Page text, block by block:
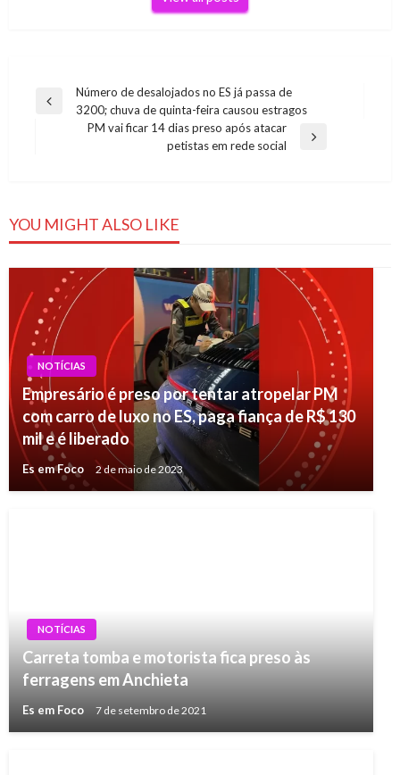
Navegação
Previous
Número de desalojados no ES já passa de
3200; chuva de quinta-feira causou estragos
PM vai ficar 14 dias preso após atacar
petistas em rede social
YOU MIGHT ALSO LIKE
NOTÍCIAS
Empresário é preso por tentar atropelar PM
com carro de luxo no ES, paga fiança de R$ 130
mil e é liberado
Es em Foco 2 de maio de 2023
NOTÍCIAS
Carreta tomba e motorista fica preso às
ferragens em Anchieta
Es em Foco 7 de setembro de 2021